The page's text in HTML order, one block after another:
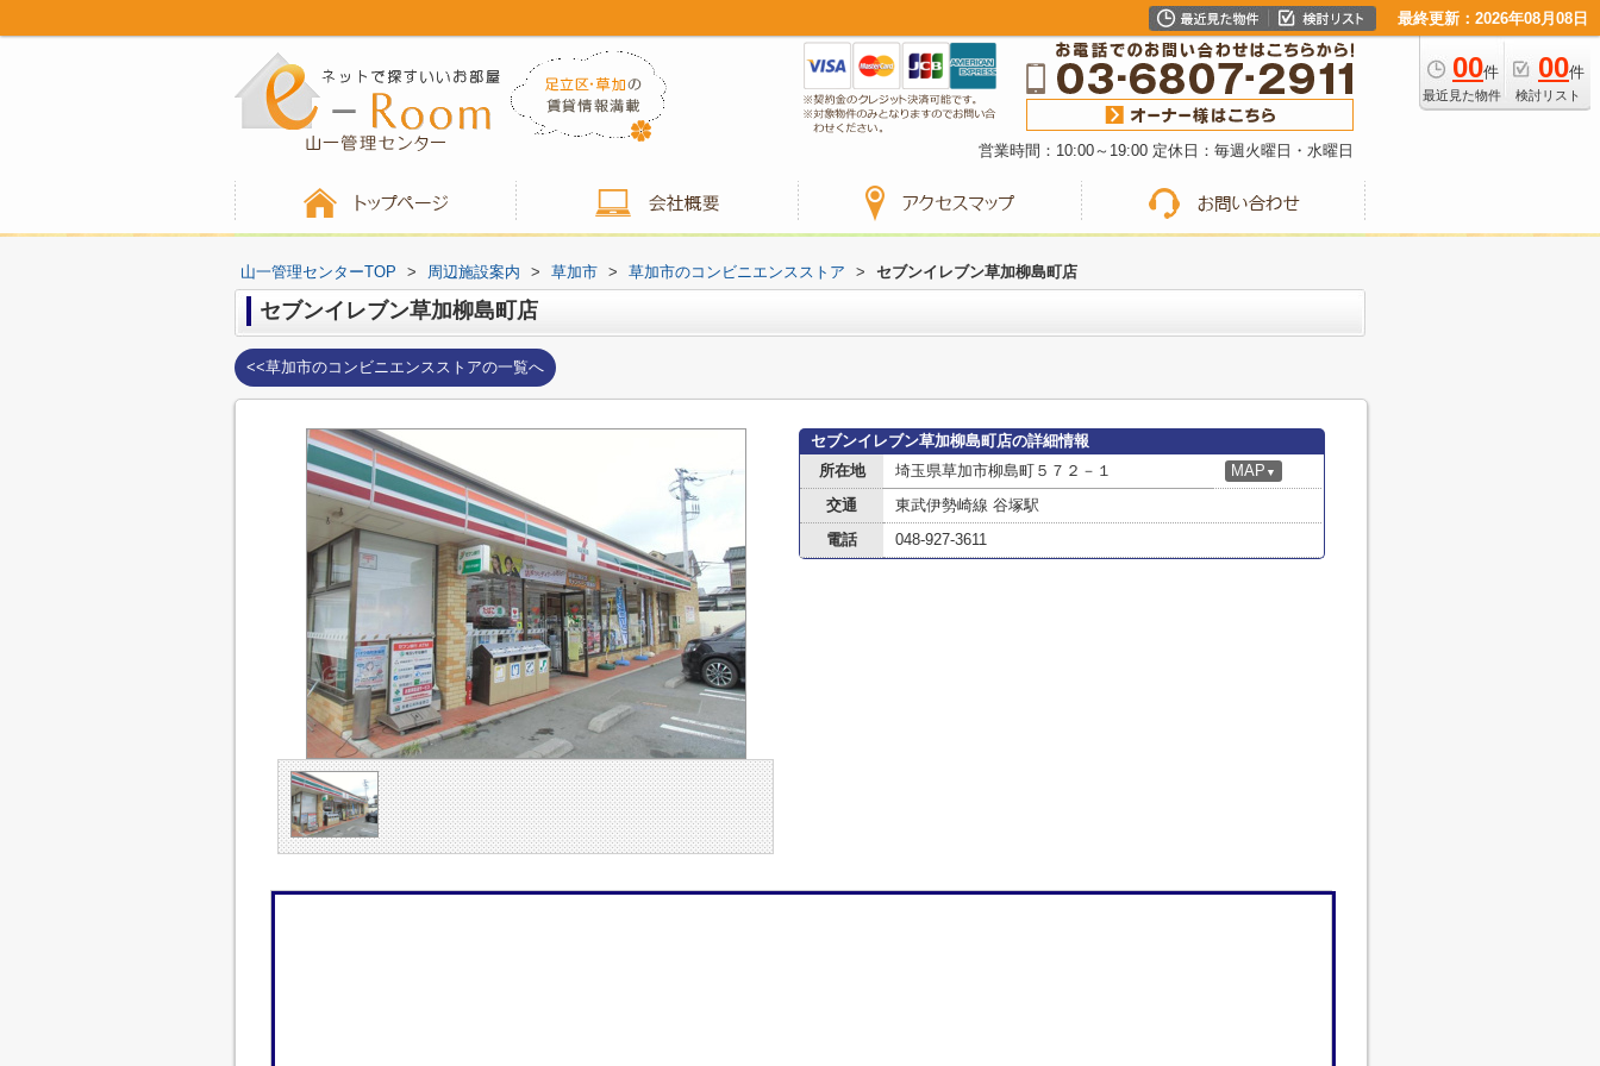
最終更新：2026年08月08日
00件
最近見た物件
00件
検討リスト
営業時間：10:00～19:00 定休日：毎週火曜日・水曜日
山一管理センターTOP > 周辺施設案内 > 草加市 > 草加市のコンビニエンスストア > セブンイレブン草加柳島町店
セブンイレブン草加柳島町店
<<草加市のコンビニエンスストアの一覧へ
セブンイレブン草加柳島町店の詳細情報
所在地
埼玉県草加市柳島町５７２－１ MAP ▼
交通
東武伊勢崎線 谷塚駅
電話
048-927-3611